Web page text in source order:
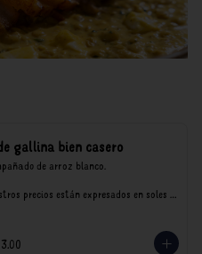
gallina bien casero
de arroz blanco.
precios están expresados en soles e